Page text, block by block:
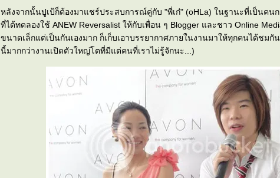
หลังจากนั้นปูเป้ก็ต้องมาแชร์ประสบการณ์คู่กับ "พี่เก๋" (oHLa) ในฐานะที่เป็นคนกลุ่มแรกของประเทศไท
ที่ได้ทดลองใช้ ANEW Reversalist ให้กับเพื่อน ๆ Blogger และชาว Online Media ได้ฟั
ขนาดเล็กแต่เป็นกันเองมาก ก็เก็บเอาบรรยากาศภายในงานมาให้ทุกคนได้ชมกั
นี้มากกว่างานเปิดตัวใหญ่โตที่มีแต่คนที่เราไม่รู้จักนะ...)